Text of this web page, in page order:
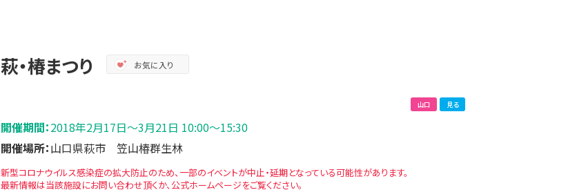
萩・椿まつり お気に入り
山口 見る
開催期間：2018年2月17日～3月21日 10:00～15:30
開催場所：山口県萩市 笠山椿群生林
新型コロナウイルス感染症の拡大防止のため、一部のイベントが中止・延期となっている可能性があります。
最新情報は当該施設にお問い合わせ頂くか、公式ホームページをご覧ください。